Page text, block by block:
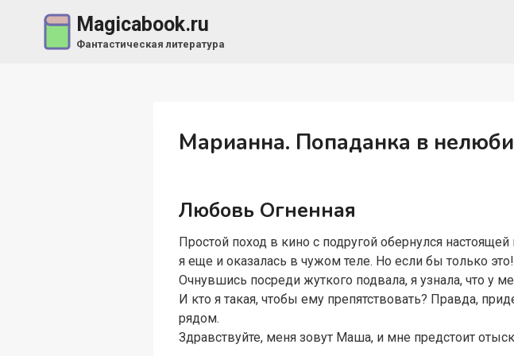
содержимому
Magicabook.ru
Фантастическая литература
Марианна. Попаданка в
Любовь Огненная
Простой поход в кино с подругой обернулся
я еще и оказалась в чужом теле. Но если бы только это!
Очнувшись посреди жуткого подвала, я узнала, что у
И кто я такая, чтобы ему препятствовать? Правда,
рядом.
Здравствуйте, меня зовут Маша, и мне предстоит